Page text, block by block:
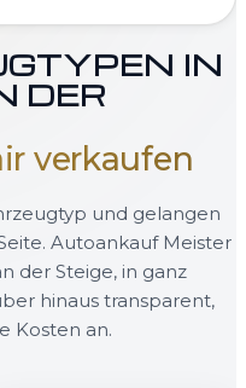
IN
DER
verkaufen
und gelangen
Autoankauf Meister
der Steige, in ganz
hinaus transparent,
Kosten an.